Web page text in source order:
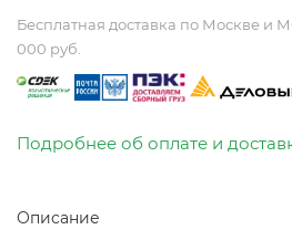
Бесплатная доставка по Москве и
000 руб.
Подробнее об оплате и
Описание